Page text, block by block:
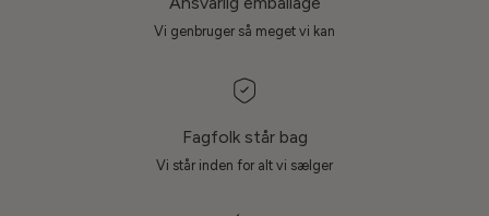
Vi genbruger så meget vi kan
Fagfolk står bag
Vi står inden for alt vi sælger